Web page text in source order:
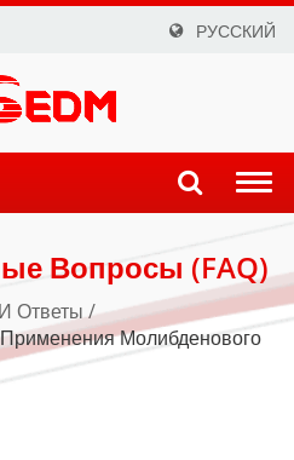
РУССКИЙ
Вопросы (FAQ)
Ответы /
Молибденового